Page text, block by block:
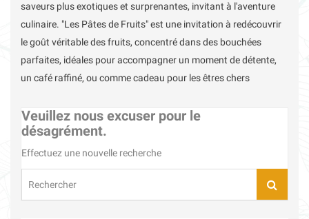
saveurs plus exotiques et surprenantes, invitant à l'aventure
culinaire. "Les Pâtes de Fruits" est une invitation à redécouvrir
le goût véritable des fruits, concentré dans des bouchées
parfaites, idéales pour accompagner un moment de détente,
un café raffiné, ou comme cadeau pour les êtres chers
Veuillez nous excuser pour le
désagrément.
Effectuez une nouvelle recherche